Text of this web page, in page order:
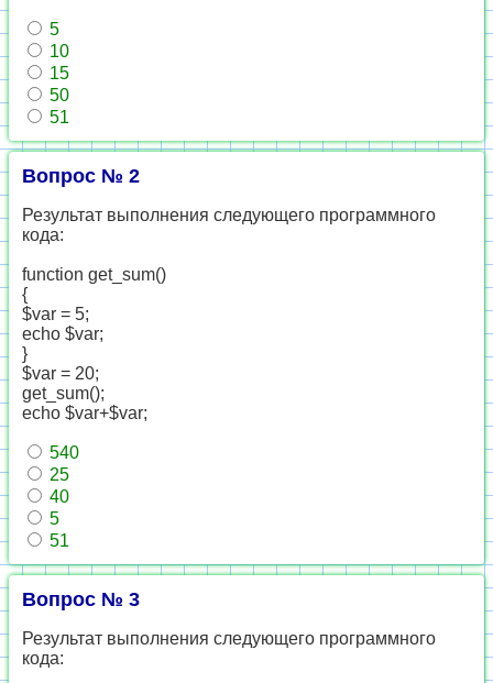
5
10
15
50
51
Вопрос № 2
Результат выполнения следующего программного
кода:
function get_sum()
{
$var = 5;
echo $var;
}
$var = 20;
get_sum();
echo $var+$var;
540
25
40
5
51
Вопрос № 3
Результат выполнения следующего программного
кода: